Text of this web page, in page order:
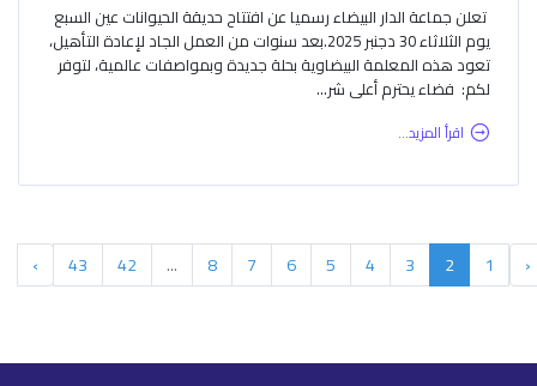
​تعلن جماعة الدار البيضاء رسميا عن افتتاح حديقة الحيوانات عين السبع
يوم الثلاثاء 30 دجنبر 2025. ​بعد سنوات من العمل الجاد لإعادة التأهيل،
تعود هذه المعلمة البيضاوية بحلة جديدة وبمواصفات عالمية، لتوفر
لكم: فضاء يحترم أعلى شر...
اقرأ المزيد...
‹
1
2
3
4
5
6
7
8
...
42
43
›